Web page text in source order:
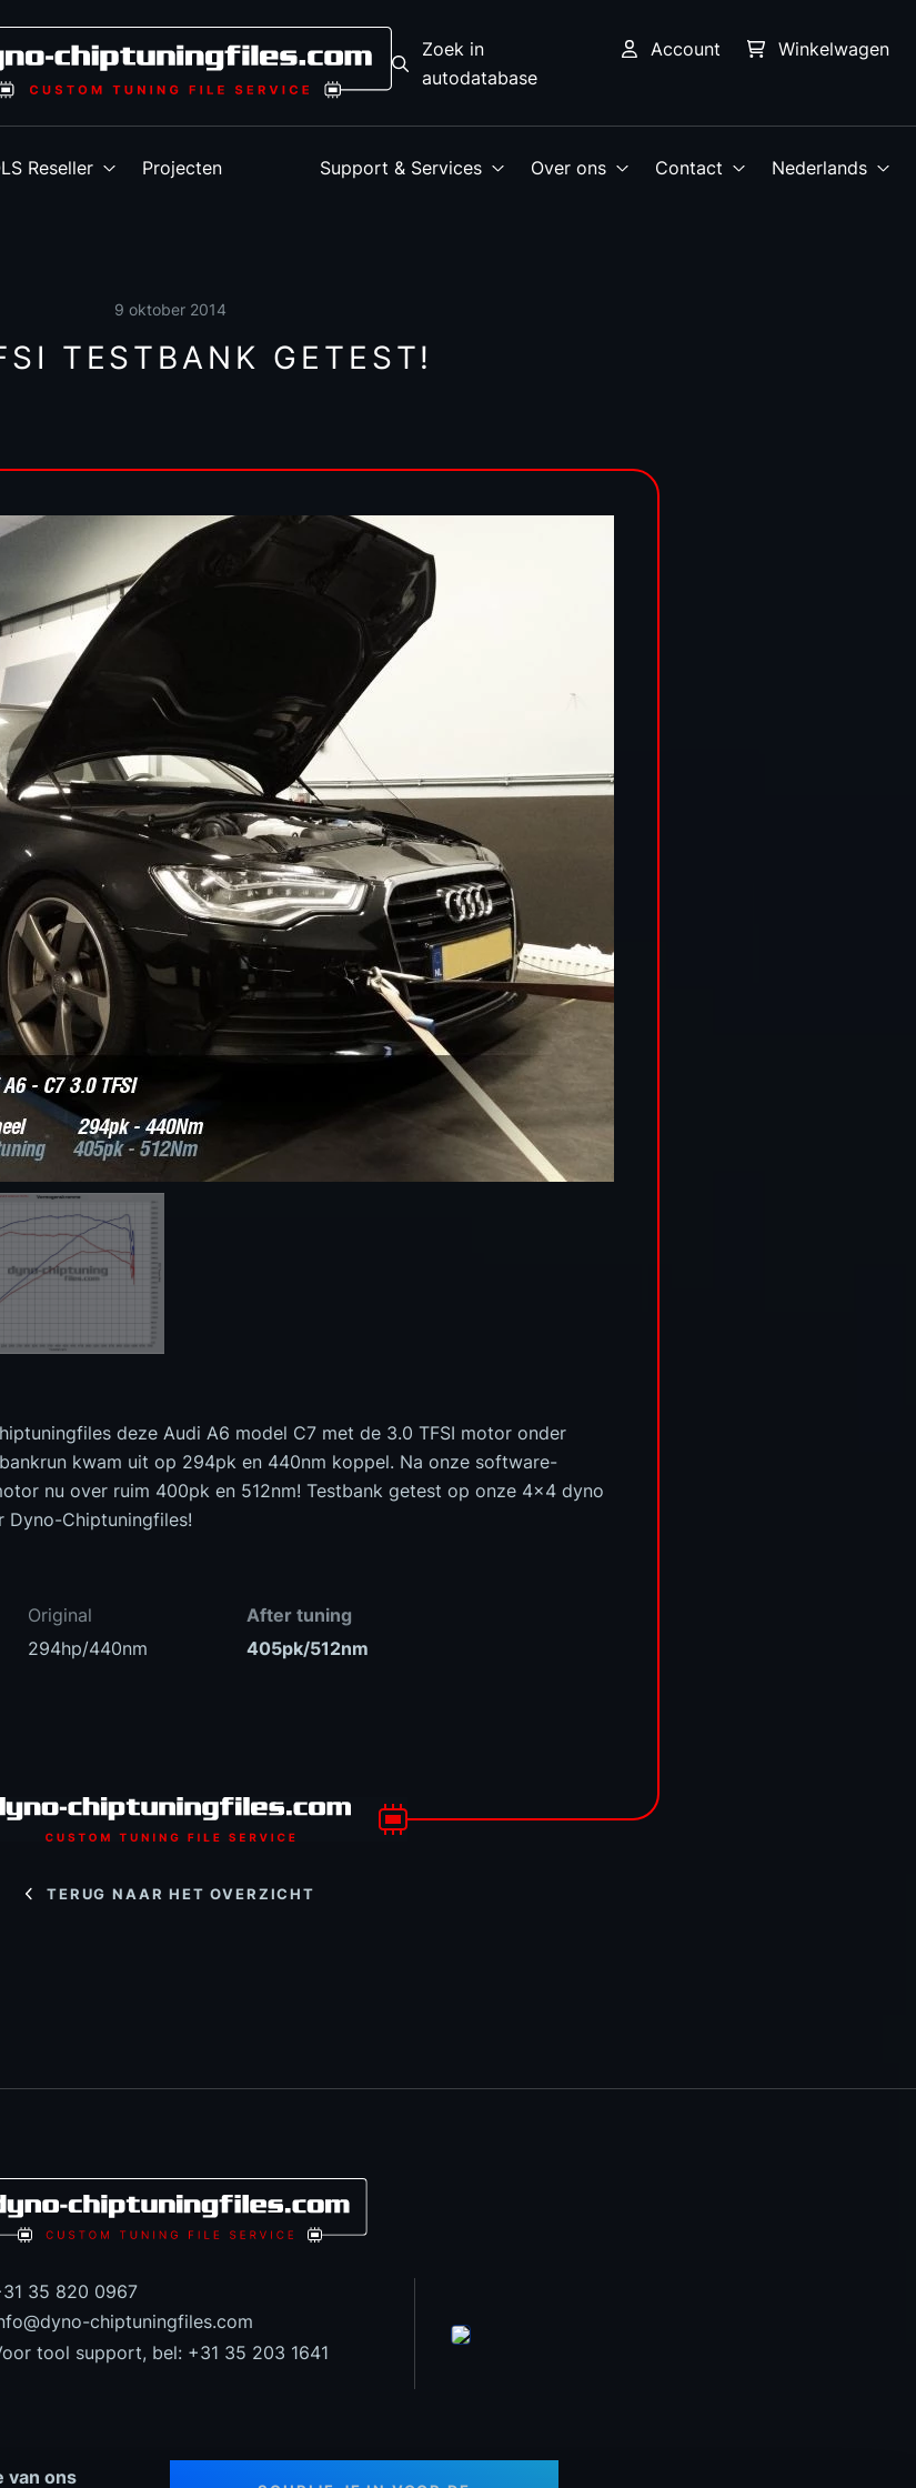
Zoek in
autodatabase
Account Winkelwagen
Reseller Projecten Support & Services Over ons Contact Nederlands
9 oktober 2014
TESTBANK GETEST!
deze Audi A6 model C7 met de 3.0 TFSI motor onder
kwam uit op 294pk en 440nm koppel. Na onze software-
nu over ruim 400pk en 512nm! Testbank getest op onze 4x4 dyno
Dyno-Chiptuningfiles!
Original
After tuning
294hp/440nm 405pk/512nm
TERUG NAAR HET OVERZICHT
35 820 0967
chiptuningfiles.com
tool support, bel: +31 35 203 1641
van ons